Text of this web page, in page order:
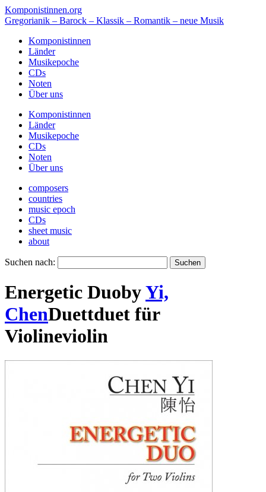
Komponistinnen.org
Gregorianik – Barock – Klassik – Romantik – neue Musik
Komponistinnen
Länder
Musikepoche
CDs
Noten
Über uns
Komponistinnen
Länder
Musikepoche
CDs
Noten
Über uns
composers
countries
music epoch
CDs
sheet music
about
Suchen nach:
Energetic DuobyYi,
ChenDuettduet für
Violineviolin